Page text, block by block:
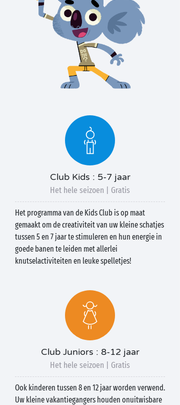
Club Kids : 5-7 jaar
Het hele seizoen | Gratis
Het programma van de Kids Club is op maat
gemaakt om de creativiteit van uw kleine schatjes
tussen 5 en 7 jaar te stimuleren en hun energie in
goede banen te leiden met allerlei
knutselactiviteiten en leuke spelletjes!
Club Juniors : 8-12 jaar
Het hele seizoen | Gratis
Ook kinderen tussen 8 en 12 jaar worden verwend.
Uw kleine vakantiegangers houden onuitwisbare